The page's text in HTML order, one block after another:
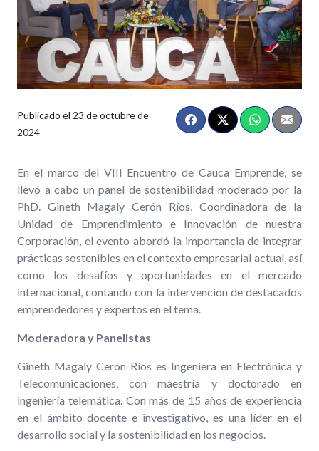
Publicado el 23 de octubre de
2024
En el marco del VIII Encuentrode Cauca Emprende, se
llevó a cabo un panel de sostenibilidad moderado por la
PhD. Gineth Magaly Cerón Ríos, Coordinadora de la
Unidad de Emprendimiento e Innovación de nuestra
Corporación, el evento abordó la importancia de integrar
prácticas sostenibles en el contexto empresarial actual, así
como los desafíos y oportunidades en el mercado
internacional,contando con la intervención de destacados
emprendedores y expertos en el tema.
Moderadora y Panelistas
Gineth Magaly Cerón Ríos es Ingeniera en Electrónica y
Telecomunicaciones , con maestría y doctorado en
ingeniería telemática. Con más de 15 años de experiencia
en el ámbito docente e investigativo, es una líder en el
desarrollo social y la sostenibilidad en los negocios.